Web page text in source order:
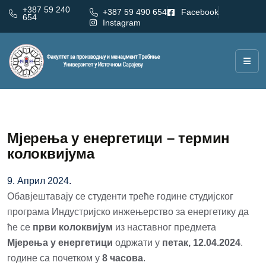
+387 59 240
654
+387 59 490 654
Facebook
Instagram
Мјерења у енергетици – термин
колоквијума
9. Април 2024.
Обавјештавају се студенти треће године студијског
програма Индустријско инжењерство за енергетику да
ће се први колоквијум из наставног предмета
Мјерења у енергетици одржати у петак, 12.04.2024.
године са почетком у 8 часова.